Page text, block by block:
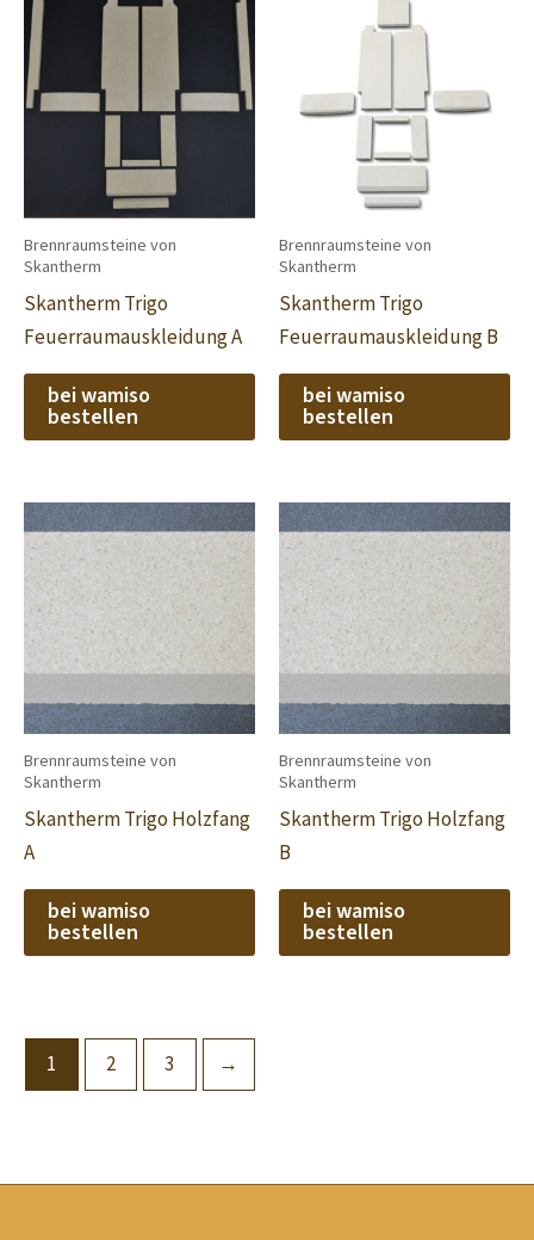
Brennraumsteine von
Skantherm
Skantherm Trigo
Feuerraumauskleidung A
bei wamiso
bestellen
Brennraumsteine von
Skantherm
Skantherm Trigo
Feuerraumauskleidung B
bei wamiso
bestellen
Brennraumsteine von
Skantherm
Skantherm Trigo Holzfang
A
bei wamiso
bestellen
Brennraumsteine von
Skantherm
Skantherm Trigo Holzfang
B
bei wamiso
bestellen
1 2 3 →